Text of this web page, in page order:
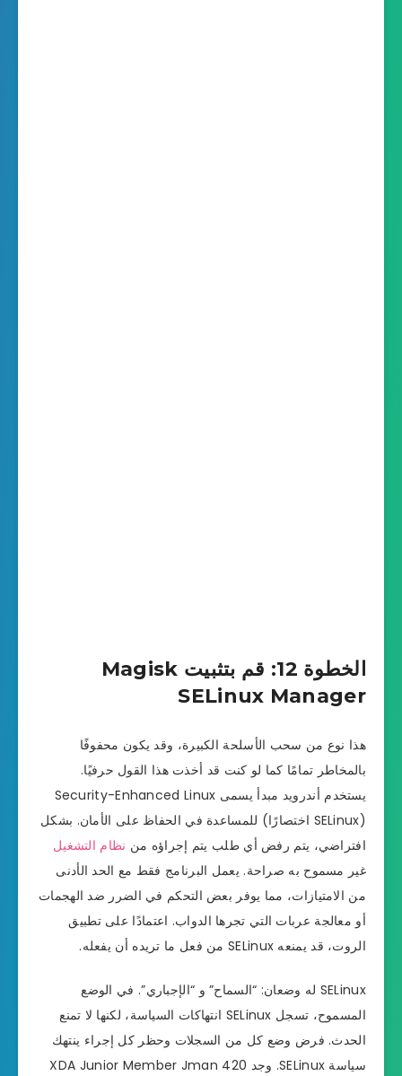
الخطوة 12: قم بتثبيت Magisk
SELinux Manager
هذا نوع من سحب الأسلحة الكبيرة، وقد يكون محفوفًا
بالمخاطر تمامًا كما لو كنت قد أخذت هذا القول حرفيًا.
يستخدم أندرويد مبدأ يسمى Security-Enhanced Linux
(SELinux اختصارًا) للمساعدة في الحفاظ على الأمان. بشكل
افتراضي، يتم رفض أي طلب يتم إجراؤه من نظام التشغيل
غير مسموح به صراحة. يعمل البرنامج فقط مع الحد الأدنى
من الامتيازات، مما يوفر بعض التحكم في الضرر ضد الهجمات
أو معالجة عربات التي تجرها الدواب. اعتمادًا على تطبيق
الروت، قد يمنعه SELinux من فعل ما تريده أن يفعله.
SELinux له وضعان: “السماح” و “الإجباري”. في الوضع
المسموح، تسجل SELinux انتهاكات السياسة، لكنها لا تمنع
الحدث. فرض وضع كل من السجلات وحظر كل إجراء ينتهك
سياسة SELinux. وجد XDA Junior Member Jman 420